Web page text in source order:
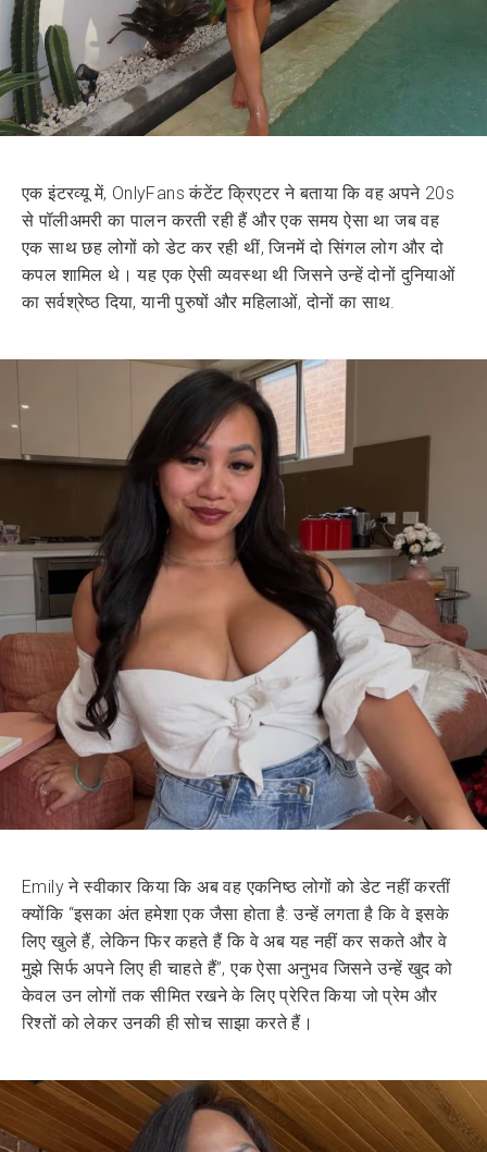
एक इंटरव्यू में, OnlyFans कंटेंट क्रिएटर ने बताया कि वह अपने 20s
से पॉलीअमरी का पालन करती रही हैं और एक समय ऐसा था जब वह
एक साथ छह लोगों को डेट कर रही थीं, जिनमें दो सिंगल लोग और दो
कपल शामिल थे। यह एक ऐसी व्यवस्था थी जिसने उन्हें दोनों दुनियाओं
का सर्वश्रेष्ठ दिया, यानी पुरुषों और महिलाओं, दोनों का साथ.
Emily ने स्वीकार किया कि अब वह एकनिष्ठ लोगों को डेट नहीं करतीं
क्योंकि “इसका अंत हमेशा एक जैसा होता है: उन्हें लगता है कि वे इसके
लिए खुले हैं, लेकिन फिर कहते हैं कि वे अब यह नहीं कर सकते और वे
मुझे सिर्फ अपने लिए ही चाहते हैं”, एक ऐसा अनुभव जिसने उन्हें खुद को
केवल उन लोगों तक सीमित रखने के लिए प्रेरित किया जो प्रेम और
रिश्तों को लेकर उनकी ही सोच साझा करते हैं।